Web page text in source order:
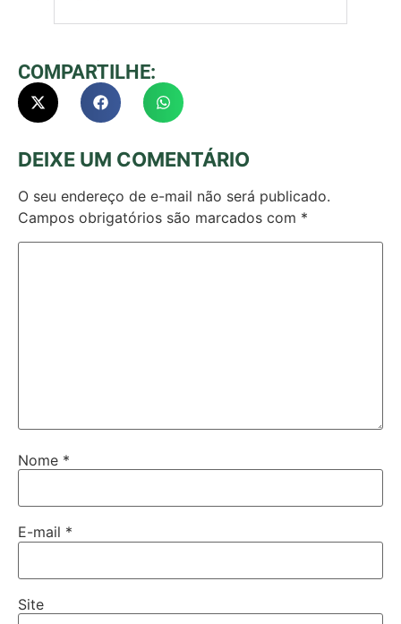
COMPARTILHE:
DEIXE UM COMENTÁRIO
O seu endereço de e-mail não será publicado.
Campos obrigatórios são marcados com *
Nome *
E-mail *
Site